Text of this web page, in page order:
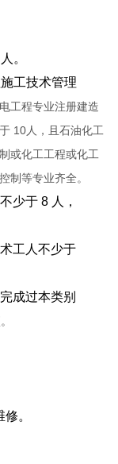
。
工技术管理
工程专业注册建造
10人，且石油化工
或化工工程或化工
制等专业齐全。
少于 8 人，
工人不少于
成过本类别
。